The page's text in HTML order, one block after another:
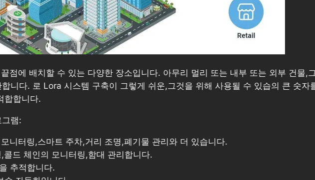
점에 배치할 수 있는 다양한 장소입니다. 아무리 멀리 또는 내부 또는 외부 건물,
니다. 로 Lora 시스템 구축이 그렇게 쉬운,그것을 위해 사용될 수 있습의 큰 숫자
합합니다.
램:
니터링,스마트 주차,거리 조명,폐기물 관리와 더 있습니다.
드 체인의 모니터링,함대 관리합니다.
추적합니다.